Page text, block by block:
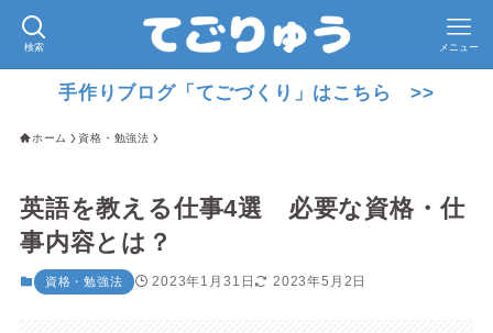
検索 メニュー
手作りブログ「てごづくり」はこちら >>
ホーム 資格・勉強法
英語を教える仕事4選 必要な資格・仕
事内容とは？
資格・勉強法 2023年1月31日 2023年5月2日